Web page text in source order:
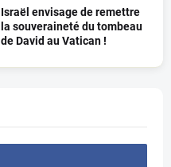
Israël envisage de remettre
la souveraineté du tombeau
de David au Vatican !